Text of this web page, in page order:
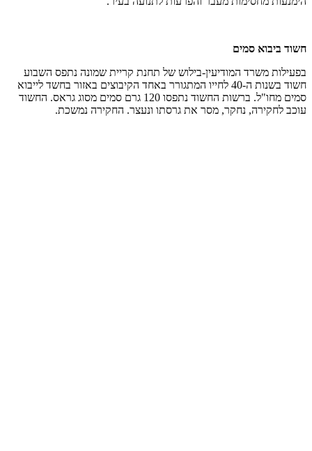
חשוד ביבוא סמים
בפעילות משרד המודיעין-בילוש של תחנת קריית שמונה נתפס השבוע
חשוד בשנות ה-40 לחייו המתגורר באחד הקיבוצים באזור בחשד לייבוא
סמים מחו"ל. ברשות החשוד נתפסו 120 גרם סמים מסוג גראס. החשוד
עוכב לחקירה, נחקר, מסר את גרסתו ונעצר. החקירה נמשכת.